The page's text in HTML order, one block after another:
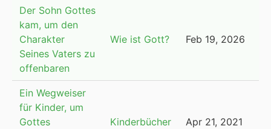
Der Sohn Gottes
kam, um den
Charakter
Seines Vaters zu
offenbaren
Wie ist Gott? Feb 19, 2026
Ein Wegweiser
für Kinder, um
Gottes
Kinderbücher Apr 21, 2021